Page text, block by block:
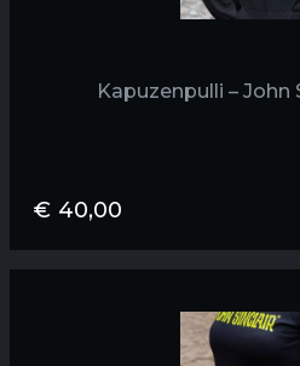
Kapuzenpulli – John
€ 40,00